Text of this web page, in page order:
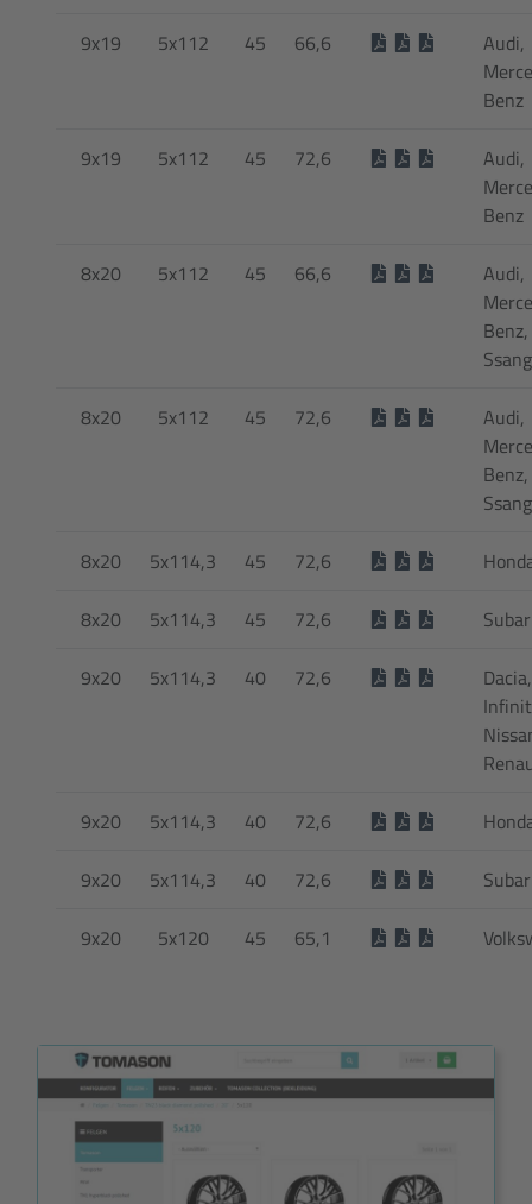
9x19 5x112 45 66,6
Audi,
Benz
9x19 5x112 45 72,6
Audi,
Benz
8x20 5x112 45 66,6
Audi,
Benz,
8x20 5x112 45 72,6
Audi,
Benz,
8x20 5x114,3 45 72,6
8x20 5x114,3 45 72,6
9x20 5x114,3 40 72,6
Dacia,
9x20 5x114,3 40 72,6
9x20 5x114,3 40 72,6
9x20 5x120 45 65,1